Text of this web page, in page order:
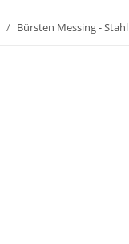
Bürsten Messing - Stahl